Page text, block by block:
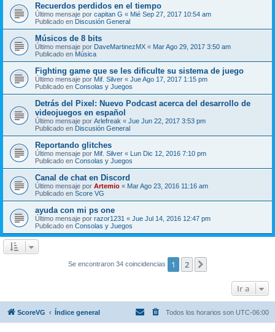
Recuerdos perdidos en el tiempo
Último mensaje por capitan G « Mié Sep 27, 2017 10:54 am
Publicado en Discusión General
Músicos de 8 bits
Último mensaje por DaveMartinezMX « Mar Ago 29, 2017 3:50 am
Publicado en Música
Fighting game que se les dificulte su sistema de juego
Último mensaje por Mif. Silver « Jue Ago 17, 2017 1:15 pm
Publicado en Consolas y Juegos
Detrás del Pixel: Nuevo Podcast acerca del desarrollo de
videojuegos en español
Último mensaje por Arlefreak « Jue Jun 22, 2017 3:53 pm
Publicado en Discusión General
Reportando glitches
Último mensaje por Mif. Silver « Lun Dic 12, 2016 7:10 pm
Publicado en Consolas y Juegos
Canal de chat en Discord
Último mensaje por Artemio « Mar Ago 23, 2016 11:16 am
Publicado en Score VG
ayuda con mi ps one
Último mensaje por razor1231 « Jue Jul 14, 2016 12:47 pm
Publicado en Consolas y Juegos
Se encontraron 34 coincidencias 1 2
Ir a
ScoreVG Índice general Todos los horarios son UTC-06:00